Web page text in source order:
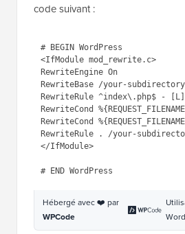
code suivant :
1
2
3
4
5
6
7
# BEGIN WordPress
<IfModule
RewriteEngine On
RewriteBase /
RewriteRule
RewriteCond
!-f
RewriteCond
subdirectory/